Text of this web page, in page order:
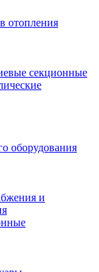
отопления
секционные
оборудования
и